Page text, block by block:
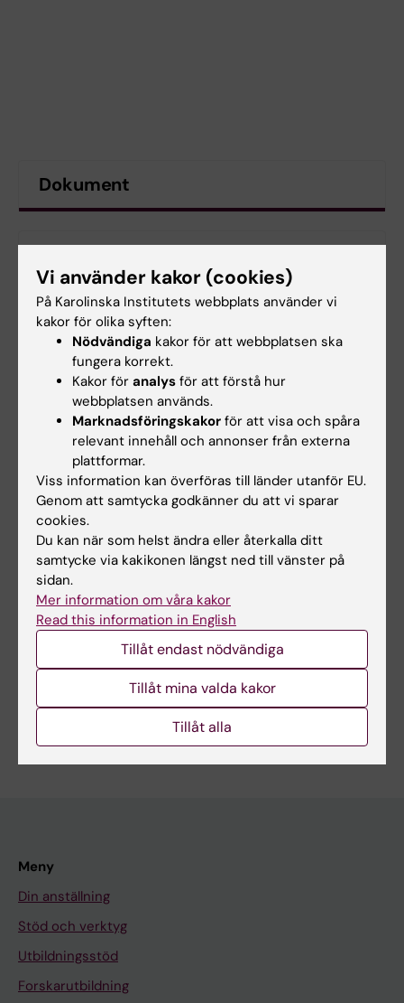
Dokument
Lokalbokning
Bokningsbara lokaler på campus Solna
Bokningsbara lokaler på campus Flemingsberg
Hade du nytta av informationen på denna sida?
Yes
No
Innehållsgranskare:
Sidan uppdaterad:2026-02-05
Dela
Meny
Din anställning
Stöd och verktyg
Utbildningsstöd
Forskarutbildning
Vi använder kakor (cookies)
På Karolinska Institutets webbplats använder vi
kakor för olika syften:
Nödvändiga kakor för att webbplatsen ska
fungera korrekt.
Kakor för analys för att förstå hur
webbplatsen används.
Marknadsföringskakor för att visa och spåra
relevant innehåll och annonser från externa
plattformar.
Viss information kan överföras till länder utanför EU.
Genom att samtycka godkänner du att vi sparar
cookies.
Du kan när som helst ändra eller återkalla ditt
samtycke via kakikonen längst ned till vänster på
sidan.
Mer information om våra kakor
Read this information in English
Tillåt endast nödvändiga
Tillåt mina valda kakor
Tillåt alla